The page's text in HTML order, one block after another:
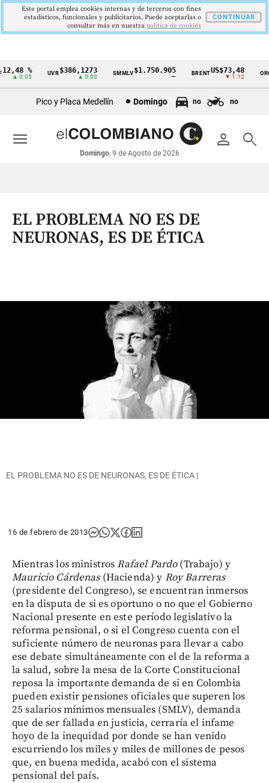
Cintillo
económicos
Colombia
%
▲ 0.05
UVR$386,1273
▲ 0.03
SMMLV$1.750.905 BRENTUS$73,48
▼ 1.12
ORO
Pico y Placa Medellín Domingo no no
person search
Domingo, 9 de Agosto de 2026
menu
EL PROBLEMA NO ES DE
NEURONAS, ES DE ÉTICA
EL PROBLEMA NO ES DE NEURONAS, ES DE ÉTICA |
16 de febrero de 2013
Mientras los ministrosRafael Pardo(Trabajo) y
Mauricio Cárdenas(Hacienda) y Roy Barreras
(presidente del Congreso), se encuentran inmersos
en la disputa de si es oportuno o no que el Gobierno
Nacional presente en este período legislativo la
reforma pensional, o si el Congreso cuenta con el
suficiente número de neuronas para llevar a cabo
ese debate simultáneamente con el de la reforma a
la salud, sobre la mesa de la Corte Constitucional
reposa la importante demanda de si en Colombia
pueden existir pensiones oficiales que superen los
25 salarios mínimos mensuales (SMLV), demanda
que de ser fallada en justicia, cerraría el infame
hoyo de la inequidad por donde se han venido
escurriendo los miles y miles de millones de pesos
que, en buena medida, acabó con el sistema
pensional del país.
Este portal emplea cookies internas y de terceros con fines
estadísticos, funcionales y publicitarios. Puede aceptarlas o
consultar más en nuestra politica de cookies
CONTINUAR